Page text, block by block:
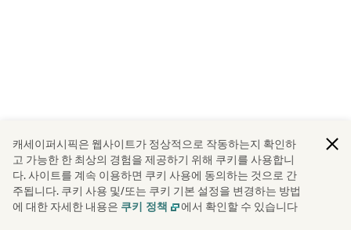
캐세이퍼시픽은 웹사이트가 정상적으로 작동하는지 확인하
고 가능한 한 최상의 경험을 제공하기 위해 쿠키를 사용합니
다. 사이트를 계속 이용하면 쿠키 사용에 동의하는 것으로 간
주됩니다. 쿠키 사용 및/또는 쿠키 기본 설정을 변경하는 방법
에 대한 자세한 내용은 쿠키 정책 에서 확인할 수 있습니다